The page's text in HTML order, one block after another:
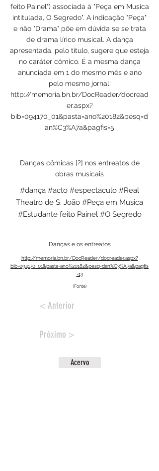
feito Painel") associada à "Peça em Musica
intitulada, O Segredo". A indicação "Peça"
e não "Drama" põe em dúvida se se trata
de drama lírico musical. A dança
apresentada, pelo título, sugere que esteja
no caráter cômico. É a mesma dança
anunciada em 1 do mesmo mês e ano
pelo mesmo jornal:
http://memoria.bn.br/DocReader/docread
er.aspx?
bib=094170_01&pasta=ano%20182&pesq=d
an%C3%A7a&pagfis=5
Danças cômicas [?] nos entreatos de
obras musicais
#dança #acto #espectaculo #Real
Theatro de S. João #Peça em Musica
#Estudante feito Painel #O Segredo
Danças e os entreatos
http://memoria.bn.br/DocReader/docreader.aspx?
bib=094170_01&pasta=ano%20182&pesq=dan%C3%A7a&pagfis
=13
(Fonte)
< Anterior
Próximo >
Acervo